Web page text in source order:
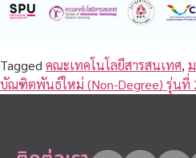
Tagged คณะเทคโนโลยีสารสนเทศ,
บัณฑิตพันธ์ใหม่ (Non-Degree) รุ่นที่